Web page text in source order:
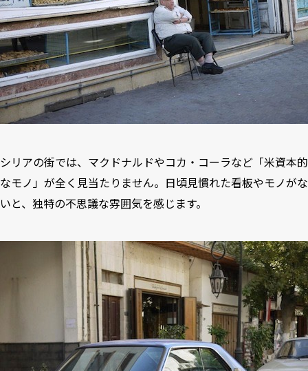
シリアの街では、マクドナルドやコカ・コーラなど「米資本的
なモノ」が全く見当たりません。日頃見慣れた看板やモノがな
いと、独特の不思議な雰囲気を感じます。